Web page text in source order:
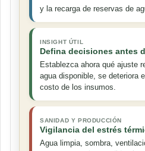
y la recarga de reservas de
INSIGHT ÚTIL
Defina decisiones antes
Establezca ahora qué ajuste
agua disponible, se deteriora
costo de los insumos.
SANIDAD Y PRODUCCIÓN
Vigilancia del estrés
Agua limpia, sombra,